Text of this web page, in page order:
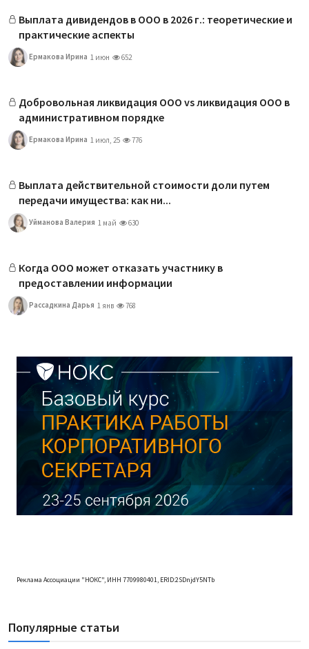
Выплата дивидендов в ООО в 2026 г.: теоретические и
практические аспекты
Ермакова Ирина 1 июн 652
Добровольная ликвидация ООО vs ликвидация ООО в
административном порядке
Ермакова Ирина 1 июл, 25 776
Выплата действительной стоимости доли путем
передачи имущества: как ни...
Уйманова Валерия 1 май 630
Когда ООО может отказать участнику в
предоставлении информации
Рассадкина Дарья 1 янв 768
Реклама Ассоциации "НОКС", ИНН 7709980401, ERID:2SDnjdY5NTb
Популярные статьи